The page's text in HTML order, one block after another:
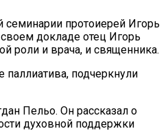
семинарии протоиерей Игорь
докладе отец Игорь
роли и врача, и священника.
подчеркнули
Пельо. Он рассказал о
духовной поддержки